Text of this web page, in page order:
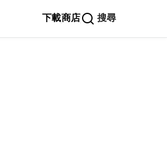
下載商店 搜尋